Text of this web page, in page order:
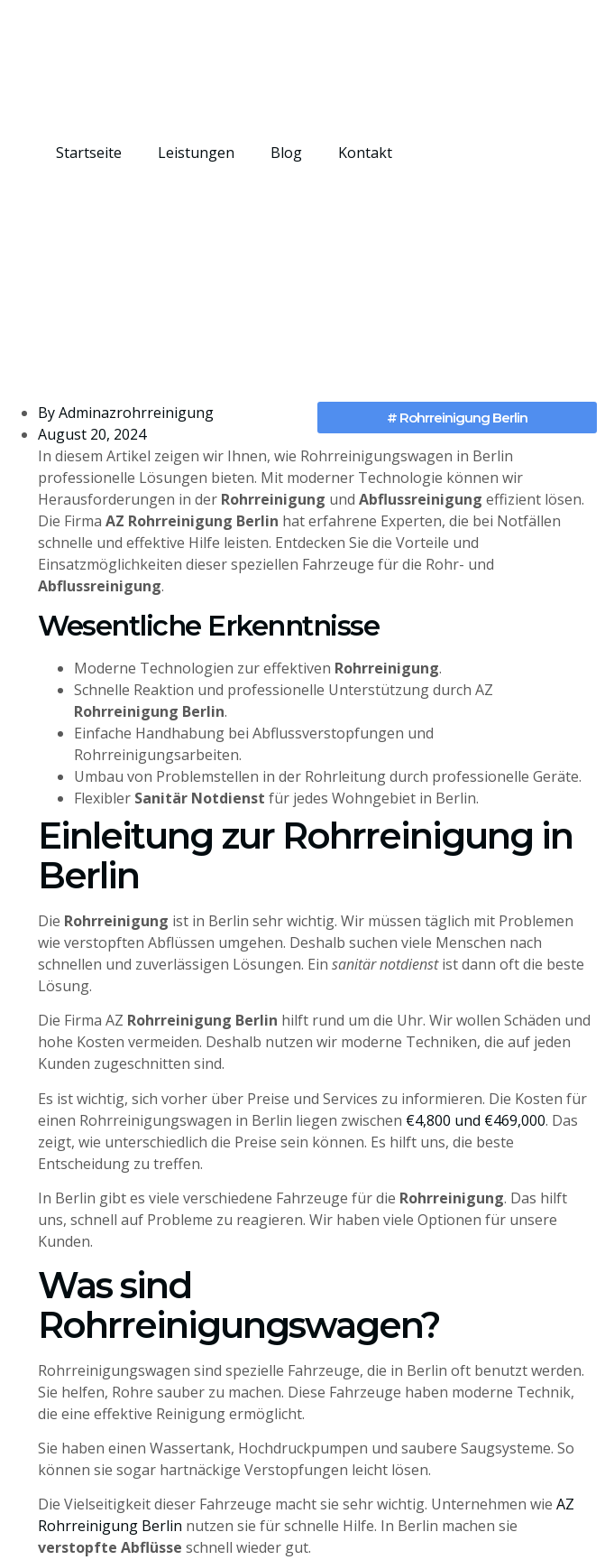
Startseite Leistungen Blog Kontakt
ByAdminazrohrreinigung
August 20, 2024
# Rohrreinigung Berlin
In diesem Artikel zeigen wir Ihnen, wie Rohrreinigungswagen in Berlin
professionelle Lösungen bieten. Mit moderner Technologie können wir
Herausforderungen in der Rohrreinigung und Abflussreinigung effizient lösen.
Die Firma AZ Rohrreinigung Berlin hat erfahrene Experten, die bei Notfällen
schnelle und effektive Hilfe leisten. Entdecken Sie die Vorteile und
Einsatzmöglichkeiten dieser speziellen Fahrzeuge für die Rohr- und
Abflussreinigung.
Wesentliche Erkenntnisse
Moderne Technologien zur effektiven Rohrreinigung.
Schnelle Reaktion und professionelle Unterstützung durch AZ
Rohrreinigung Berlin.
Einfache Handhabung bei Abflussverstopfungen und
Rohrreinigungsarbeiten.
Umbau von Problemstellen in der Rohrleitung durch professionelle Geräte.
Flexibler Sanitär Notdienst für jedes Wohngebiet in Berlin.
Einleitung zur Rohrreinigung in
Berlin
Die Rohrreinigung ist in Berlin sehr wichtig. Wir müssen täglich mit Problemen
wie verstopften Abflüssen umgehen. Deshalb suchen viele Menschen nach
schnellen und zuverlässigen Lösungen. Ein sanitär notdienstist dann oft die beste
Lösung.
Die Firma AZ Rohrreinigung Berlin hilft rund um die Uhr. Wir wollen Schäden und
hohe Kosten vermeiden. Deshalb nutzen wir moderne Techniken, die auf jeden
Kunden zugeschnitten sind.
Es ist wichtig, sich vorher über Preise und Services zu informieren. Die Kosten für
einen Rohrreinigungswagen in Berlin liegen zwischen €4,800 und €469,000. Das
zeigt, wie unterschiedlich die Preise sein können. Es hilft uns, die beste
Entscheidung zu treffen.
In Berlin gibt es viele verschiedene Fahrzeuge für die Rohrreinigung. Das hilft
uns, schnell auf Probleme zu reagieren. Wir haben viele Optionen für unsere
Kunden.
Was sind
Rohrreinigungswagen?
Rohrreinigungswagen sind spezielle Fahrzeuge, die in Berlin oft benutzt werden.
Sie helfen, Rohre sauber zu machen. Diese Fahrzeuge haben moderne Technik,
die eine effektive Reinigung ermöglicht.
Sie haben einen Wassertank, Hochdruckpumpen und saubere Saugsysteme. So
können sie sogar hartnäckige Verstopfungen leicht lösen.
Die Vielseitigkeit dieser Fahrzeuge macht sie sehr wichtig. Unternehmen wie AZ
Rohrreinigung Berlin nutzen sie für schnelle Hilfe. In Berlin machen sie
verstopfte Abflüsse schnell wieder gut.